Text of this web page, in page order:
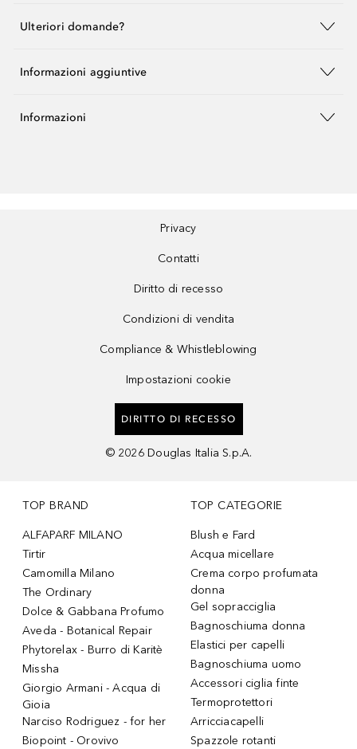
Ulteriori domande?
Informazioni aggiuntive
Informazioni
Privacy
Contatti
Diritto di recesso
Condizioni di vendita
Compliance & Whistleblowing
Impostazioni cookie
DIRITTO DI RECESSO
© 2026 Douglas Italia S.p.A.
TOP BRAND
ALFAPARF MILANO
Tirtir
Camomilla Milano
The Ordinary
Dolce & Gabbana Profumo
Aveda - Botanical Repair
Phytorelax - Burro di Karitè
Missha
Giorgio Armani - Acqua di
Gioia
Narciso Rodriguez - for her
Biopoint - Orovivo
TOP CATEGORIE
Blush e Fard
Acqua micellare
Crema corpo profumata
donna
Gel sopracciglia
Bagnoschiuma donna
Elastici per capelli
Bagnoschiuma uomo
Accessori ciglia finte
Termoprotettori
Arricciacapelli
Spazzole rotanti